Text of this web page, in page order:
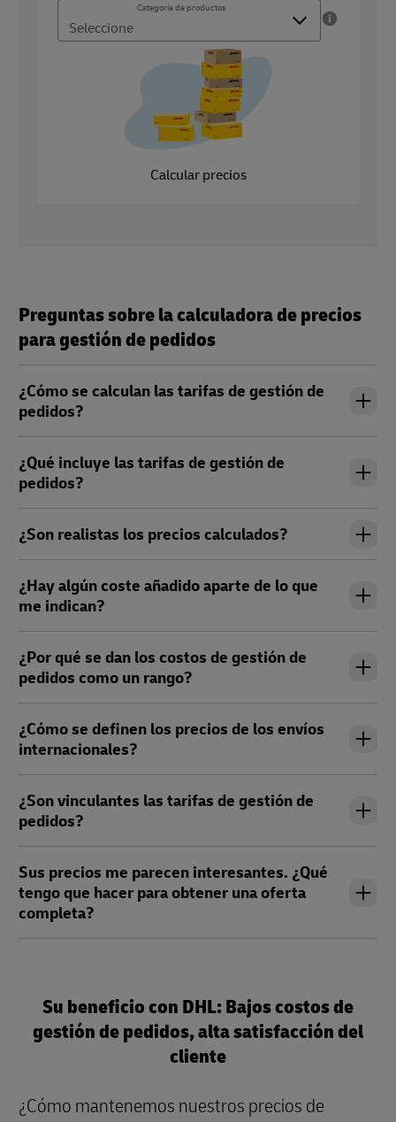
Lugar desde el que envía sus productos
Categoría de productos
Categoría de productos
¿Qué tipo de producto vende?
Calcular precios
Preguntas sobre la calculadora de precios
para gestión de pedidos
¿Cómo se calculan las tarifas de gestión de
pedidos?
¿Qué incluye las tarifas de gestión de
pedidos?
¿Son realistas los precios calculados?
¿Hay algún coste añadido aparte de lo que
me indican?
¿Por qué se dan los costos de gestión de
pedidos como un rango?
¿Cómo se definen los precios de los envíos
internacionales?
¿Son vinculantes las tarifas de gestión de
pedidos?
Sus precios me parecen interesantes. ¿Qué
tengo que hacer para obtener una oferta
completa?
Su beneficio con DHL: Bajos costos de
gestión de pedidos, alta satisfacción del
cliente
¿Cómo mantenemos nuestros precios de